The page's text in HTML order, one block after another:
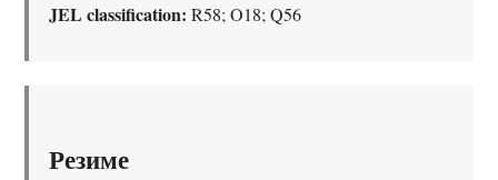
JEL classification: R58; O18; Q56
Резиме